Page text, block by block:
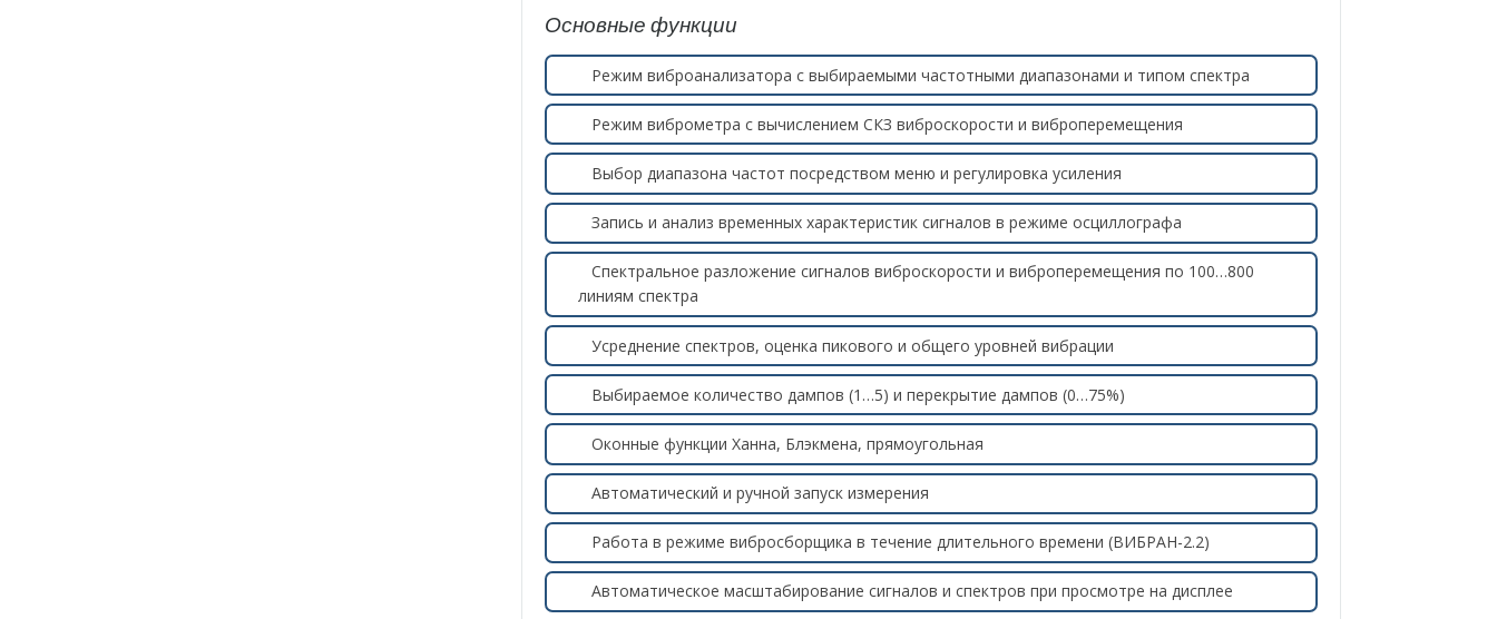
Основные функции
Режим виброанализатора с выбираемыми частотными диапазонами и типом спектра
Режим виброметра с вычислением СКЗ виброскорости и виброперемещения
Выбор диапазона частот посредством меню и регулировка усиления
Запись и анализ временных характеристик сигналов в режиме осциллографа
Спектральное разложение сигналов виброскорости и виброперемещения по 100…800
линиям спектра
Усреднение спектров, оценка пикового и общего уровней вибрации
Выбираемое количество дампов (1…5) и перекрытие дампов (0…75%)
Оконные функции Ханна, Блэкмена, прямоугольная
Автоматический и ручной запуск измерения
Работа в режиме вибросборщика в течение длительного времени (ВИБРАН-2.2)
Автоматическое масштабирование сигналов и спектров при просмотре на дисплее